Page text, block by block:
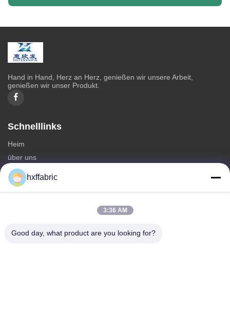
Hand in Hand, Herz an Herz, genießen wir unsere Arbeit,
genießen wir unser Produkt.
Schnelllinks
Heim
über uns
produits
Kontaktieren Sie uns
SBR Neoprenstoff
hxffabric
3:36 AM
Good day, what product are you looking for?